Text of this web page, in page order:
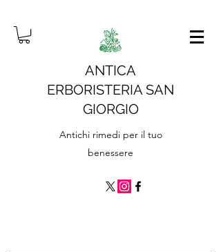
ANTICA
ERBORISTERIA SAN
GIORGIO
Antichi rimedi per il tuo
benessere